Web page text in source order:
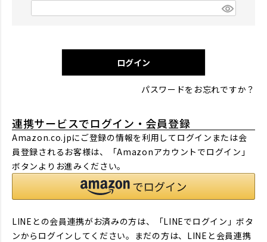
)
ログイン
パスワードをお忘れですか？
連携サービスでログイン・会員登録
Amazon.co.jpにご登録の情報を利用してログインまたは会
員登録されるお客様は、「Amazonアカウントでログイン」
ボタンよりお進みください。
LINEとの会員連携がお済みの方は、「LINEでログイン」ボタ
ンからログインしてください。まだの方は、 LINEと会員連携